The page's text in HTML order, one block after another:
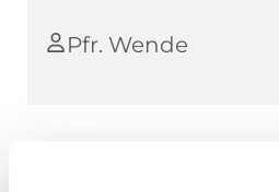
Pfr. Wende